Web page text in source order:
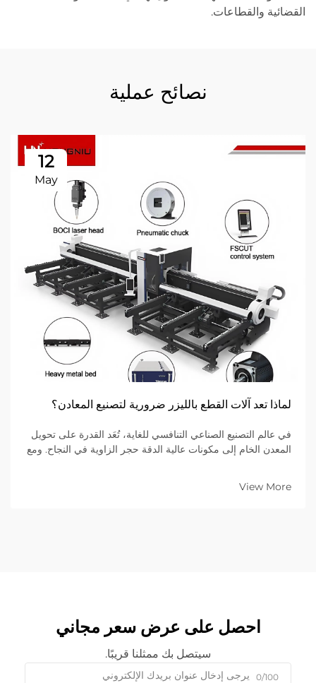
القضائية والقطاعات.
نصائح عملية
12
May
لماذا تعد آلات القطع بالليزر ضرورية لتصنيع المعادن؟
في عالم التصنيع الصناعي التنافسي للغاية، تُعَد القدرة على تحويل
المعدن الخام إلى مكونات عالية الدقة حجر الزاوية في النجاح. ومع
View More
احصل على عرض سعر مجاني
سيتصل بك ممثلنا قريبًا.
0/100